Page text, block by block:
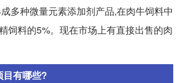
多种微量元素添加剂产品,在肉牛饲料中
饲料的5%。现在市场上有直接出售的肉
目有哪些?